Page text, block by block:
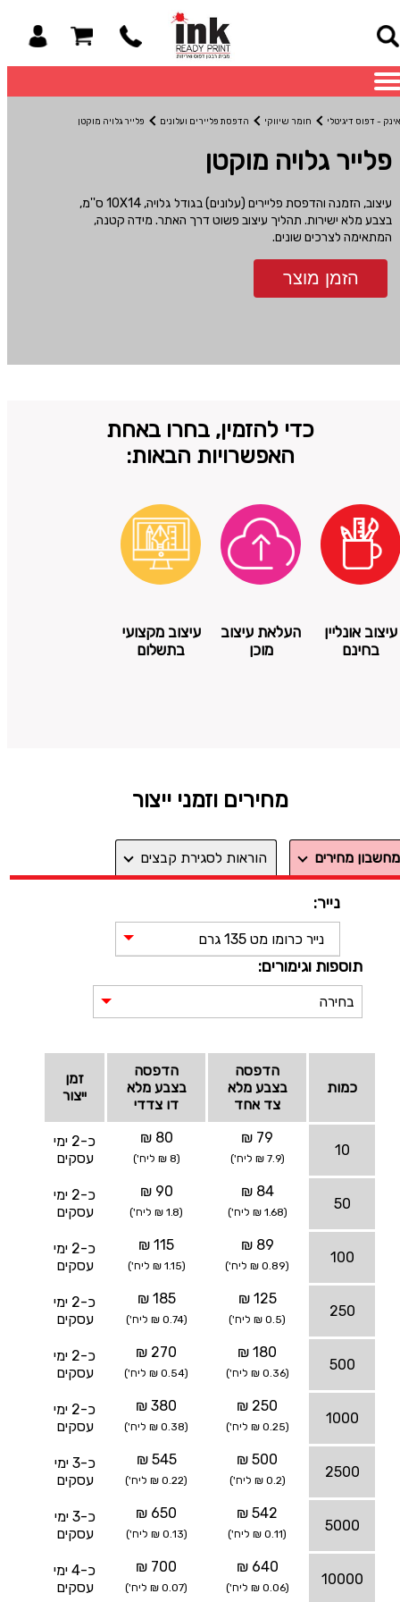
אינק - דפוס דיגיטלי חומר שיווקי הדפסת פליירים ועלונים פלייר גלויה מוקטן
פלייר גלויה מוקטן
עיצוב, הזמנה והדפסת פליירים (עלונים) בגודל גלויה, 10X14 ס''מ,
בצבע מלא ישירות. תהליך עיצוב פשוט דרך האתר. מידה קטנה,
המתאימה לצרכים שונים.
הזמן מוצר
כדי להזמין, בחרו באחת
האפשרויות הבאות:
עיצוב אונליין
בחינם
העלאת עיצוב
מוכן
עיצוב מקצועי
בתשלום
מחירים וזמני ייצור
מחשבון מחירים הוראות לסגירת קבצים
נייר:
נייר כרומו מט 135 גרם
תוספות וגימורים:
בחירה
כמות
הדפסה
בצבע מלא
צד אחד
הדפסה
בצבע מלא
דו צדדי
זמן
ייצור
10
79 ₪
(7.9 ₪ ליח')
80 ₪
(8 ₪ ליח')
כ-2 ימי
עסקים
50
84 ₪
(1.68 ₪ ליח')
90 ₪
(1.8 ₪ ליח')
כ-2 ימי
עסקים
100
89 ₪
(0.89 ₪ ליח')
115 ₪
(1.15 ₪ ליח')
כ-2 ימי
עסקים
250
125 ₪
(0.5 ₪ ליח')
185 ₪
(0.74 ₪ ליח')
כ-2 ימי
עסקים
500
180 ₪
(0.36 ₪ ליח')
270 ₪
(0.54 ₪ ליח')
כ-2 ימי
עסקים
1000
250 ₪
(0.25 ₪ ליח')
380 ₪
(0.38 ₪ ליח')
כ-2 ימי
עסקים
2500
500 ₪
(0.2 ₪ ליח')
545 ₪
(0.22 ₪ ליח')
כ-3 ימי
עסקים
5000
542 ₪
(0.11 ₪ ליח')
650 ₪
(0.13 ₪ ליח')
כ-3 ימי
עסקים
10000
640 ₪
(0.06 ₪ ליח')
700 ₪
(0.07 ₪ ליח')
כ-4 ימי
עסקים